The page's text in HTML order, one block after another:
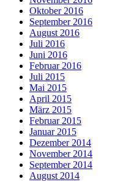
Oktober 2016
September 2016
August 2016
Juli 2016
Juni 2016
Februar 2016
Juli 2015
Mai 2015
April 2015
März 2015
Februar 2015
Januar 2015
Dezember 2014
November 2014
September 2014
August 2014